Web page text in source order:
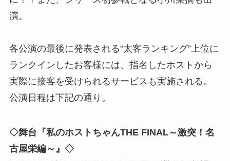
演。
各公演の最後に発表される“太客ランキング”上位に
ランクインしたお客様には、指名したホストから
実際に接客を受けられるサービスも実施される。
公演日程は下記の通り。
◇舞台『私のホストちゃんTHE FINAL～激突！名
古屋栄編～』◇